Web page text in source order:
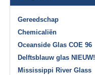
Gereedschap
Chemicaliën
Oceanside Glas COE 96
Delftsblauw glas NIEUW!
Mississippi River Glass